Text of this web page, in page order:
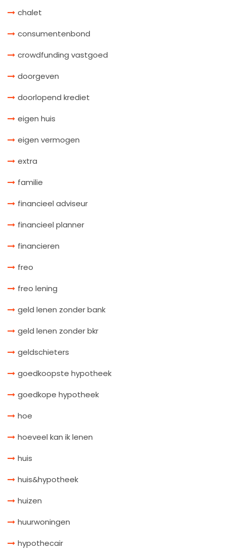
chalet
consumentenbond
crowdfunding vastgoed
doorgeven
doorlopend krediet
eigen huis
eigen vermogen
extra
familie
financieel adviseur
financieel planner
financieren
freo
freo lening
geld lenen zonder bank
geld lenen zonder bkr
geldschieters
goedkoopste hypotheek
goedkope hypotheek
hoe
hoeveel kan ik lenen
huis
huis&hypotheek
huizen
huurwoningen
hypothecair